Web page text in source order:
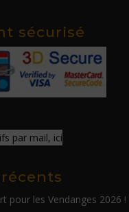
sécurisé
par mail, ici
pour les Vendanges 2026 !